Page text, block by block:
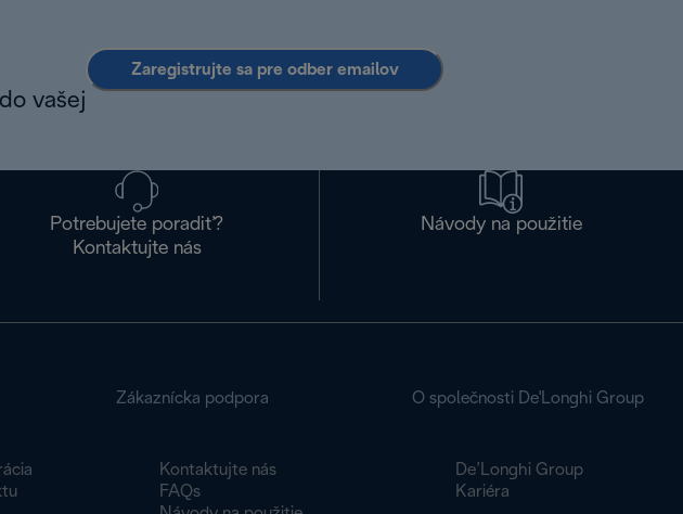
vašej
Zaregistrujte sa pre odber emailov
Potrebujete poradiť?
Kontaktujte nás
Návody na použitie
Zákaznícka podpora
Kontaktujte nás
FAQs
O společnosti De'Longhi Group
De’Longhi Group
Kariéra